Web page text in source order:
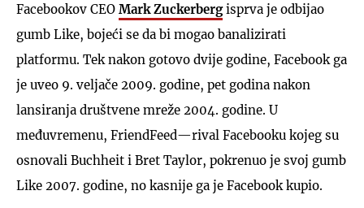
Facebookov CEO Mark Zuckerbergisprva je odbijao
gumb Like, bojeći se da bi mogao banalizirati
platformu. Tek nakon gotovo dvije godine, Facebook ga
je uveo 9. veljače 2009. godine, pet godina nakon
lansiranja društvene mreže 2004. godine. U
međuvremenu, FriendFeed—rival Facebooku kojeg su
osnovali Buchheit i Bret Taylor, pokrenuo je svoj gumb
Like 2007. godine, no kasnije ga je Facebook kupio.